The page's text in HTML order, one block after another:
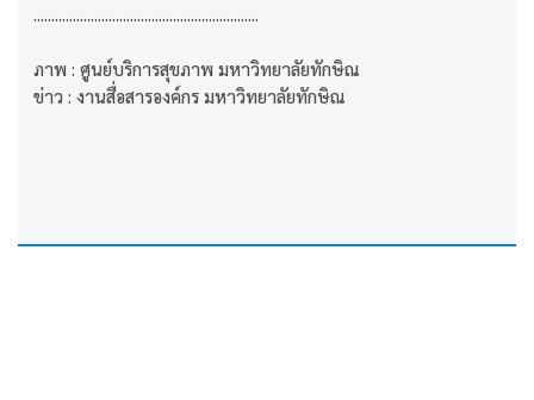
...............................................................
ภาพ : ศูนย์บริการสุขภาพ มหาวิทยาลัยทักษิณ
ข่าว : งานสื่อสารองค์กร มหาวิทยาลัยทักษิณ